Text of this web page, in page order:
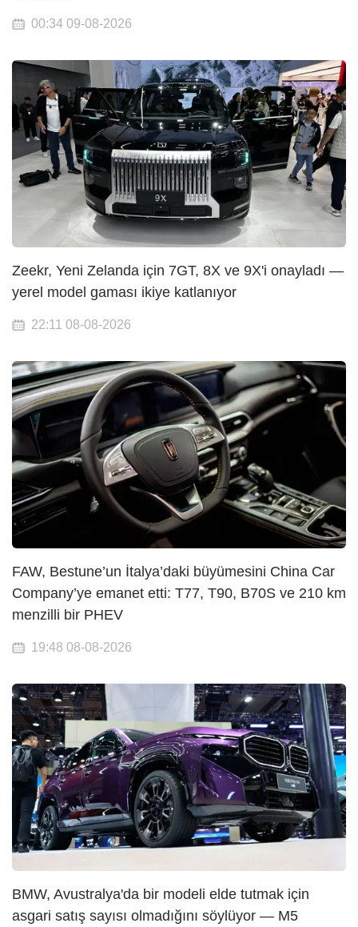
00:34 09-08-2026
Zeekr, Yeni Zelanda için 7GT, 8X ve 9X'i onayladı —
yerel model gaması ikiye katlanıyor
22:11 08-08-2026
FAW, Bestune’un İtalya’daki büyümesini China Car
Company’ye emanet etti: T77, T90, B70S ve 210 km
menzilli bir PHEV
19:48 08-08-2026
BMW, Avustralya'da bir modeli elde tutmak için
asgari satış sayısı olmadığını söylüyor — M5